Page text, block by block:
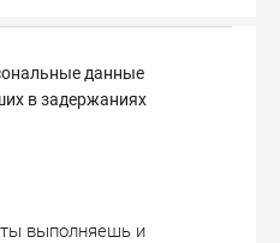
данные
в задержаниях
ты выполняешь и